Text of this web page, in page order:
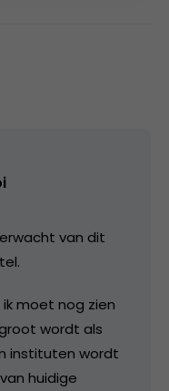
van dit
moet nog zien
wordt als
instituten wordt
huidige